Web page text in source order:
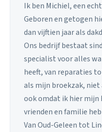
Ik ben Michiel, een
Geboren en getogen
dan vijftien jaar als
Ons bedrijf bestaat
specialist voor alles
heeft, van reparaties
als mijn broekzak,
ook omdat ik hier mijn
vrienden en familie
Van Oud-Geleen tot